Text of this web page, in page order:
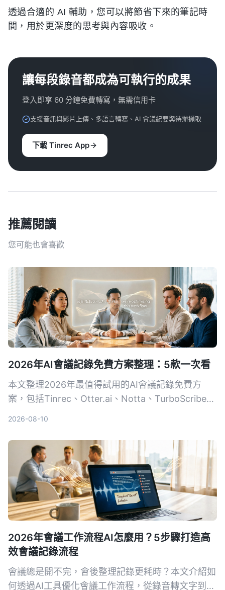
透過合適的 AI 輔助，您可以將節省下來的筆記時
間，用於更深度的思考與內容吸收。
讓每段錄音都成為可執行的成果
登入即享 60 分鐘免費轉寫，無需信用卡
支援音訊與影片上傳、多語言轉寫、AI 會議紀要與待辦擷取
下載 Tinrec App
推薦閱讀
您可能也會喜歡
2026年AI會議記錄免費方案整理：5款一次看
本文整理2026年最值得試用的AI會議記錄免費方
案，包括Tinrec、Otter.ai、Notta、TurboScribe和
2026-08-10
2026年會議工作流程AI怎麼用？5步驟打造高
效會議記錄流程
會議總是開不完，會後整理記錄更耗時？本文介紹如
何透過AI工具優化會議工作流程，從錄音轉文字到自